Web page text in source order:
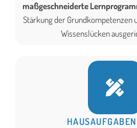
maßgeschneiderte
Stärkung der Grundkompetenzen
Wissenslücken